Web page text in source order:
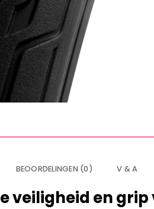
BEOORDELINGEN (0) V & A
veiligheid en